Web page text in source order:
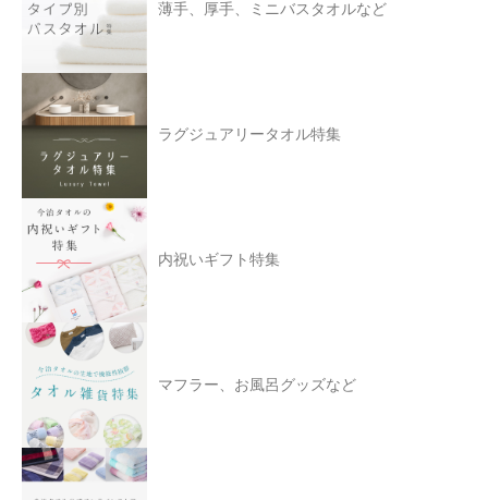
薄手、厚手、ミニバスタオルなど
ラグジュアリータオル特集
内祝いギフト特集
マフラー、お風呂グッズなど